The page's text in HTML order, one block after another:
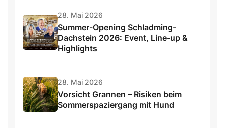
28. Mai 2026
Summer-Opening Schladming-
Dachstein 2026: Event, Line-up &
Highlights
28. Mai 2026
Vorsicht Grannen – Risiken beim
Sommerspaziergang mit Hund